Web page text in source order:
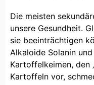
Die meisten
unsere Gesundheit.
sie beeinträchtigen
Alkaloide Solanin
Kartoffelkeimen, den
Kartoffeln vor,